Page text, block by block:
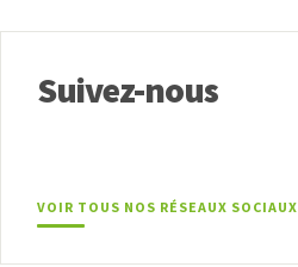
Suivez-nous
VOIR TOUS NOS RÉSEAUX SOCIAUX